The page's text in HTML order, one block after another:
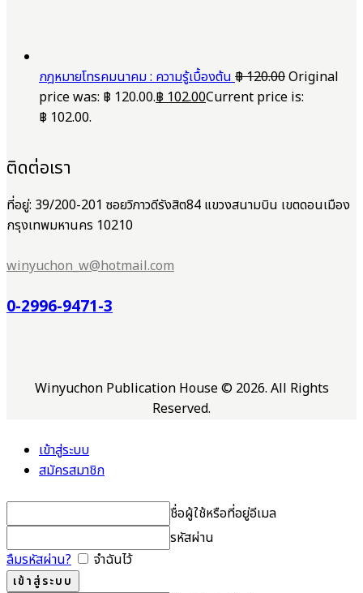
กฎหมายโทรคมนาคม : ความรู้เบื้องต้น฿120.00Original
price was: ฿ 120.00.฿102.00Current price is:
฿ 102.00.
ติดต่อเรา
ที่อยู่: 39/200-201 ซอยวิภาวดีรังสิต84 แขวงสนามบิน เขตดอนเมือง
กรุงเทพมหานคร 10210
winyuchon_w@hotmail.com
0-2996-9471-3
Winyuchon Publication House © 2026. All Rights
Reserved.
เข้าสู่ระบบ
สมัครสมาชิก
ชื่อผู้ใช้หรือที่อยู่อีเมล
รหัสผ่าน
ลืมรหัสผ่าน?
จำฉันไว้